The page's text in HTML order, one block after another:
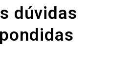
dúvidas